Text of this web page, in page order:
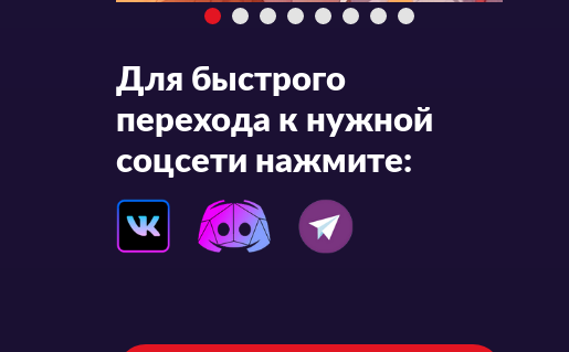
Для быстрого
перехода к нужной
соцсети нажмите: